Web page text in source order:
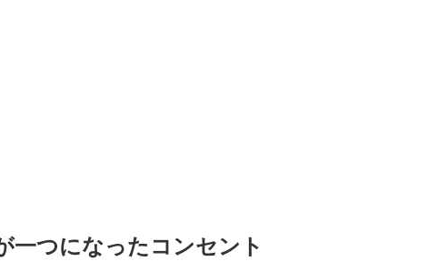
一つになったコンセント